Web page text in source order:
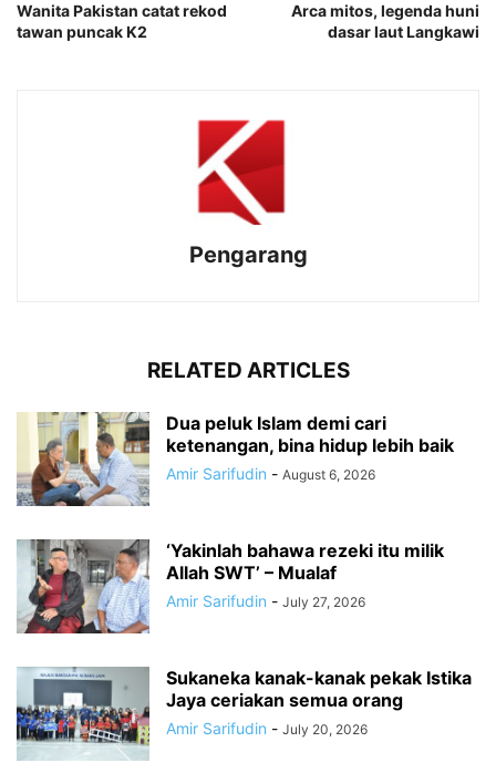
Wanita Pakistan catat rekod
tawan puncak K2
Arca mitos, legenda huni
dasar laut Langkawi
Pengarang
RELATED ARTICLES
Dua peluk Islam demi cari
ketenangan, bina hidup lebih baik
Amir Sarifudin - August 6, 2026
‘Yakinlah bahawa rezeki itu milik
Allah SWT’ – Mualaf
Amir Sarifudin - July 27, 2026
Sukaneka kanak-kanak pekak Istika
Jaya ceriakan semua orang
Amir Sarifudin - July 20, 2026